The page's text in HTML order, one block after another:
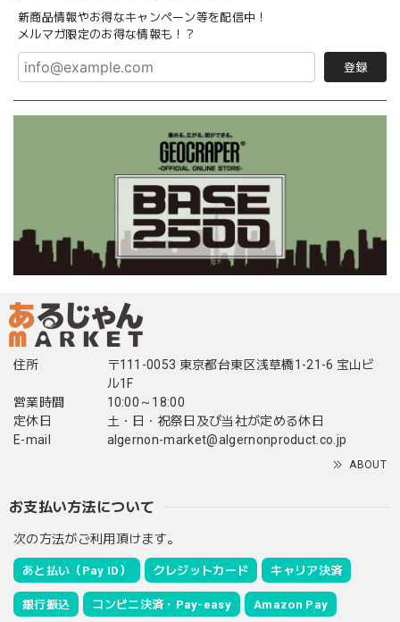
新商品情報やお得なキャンペーン等を配信中！
メルマガ限定のお得な情報も！？
登録
住所
〒111-0053 東京都台東区浅草橋1-21-6 宝山ビ
ル1F
営業時間
10:00～18:00
定休日
土・日・祝祭日及び当社が定める休日
E-mail
algernon-market@algernonproduct.co.jp
ABOUT
お支払い方法について
次の方法がご利用頂けます。
あと払い（Pay ID） クレジットカード キャリア決済
銀行振込 コンビニ決済・Pay-easy Amazon Pay